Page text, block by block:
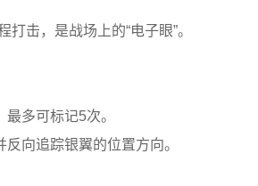
击，是战场上的“电子眼”。
多可标记5次。
向追踪银翼的位置方向。